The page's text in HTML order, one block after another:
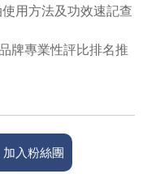
用方法及功效速記查
牌專業性評比排名推
入粉絲團